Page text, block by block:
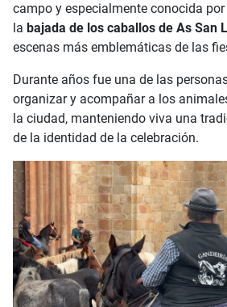
campo y especialmente conocida
la bajada de los caballos de As San
escenas más emblemáticas de las
Durante años fue una de las
organizar y acompañar a los
la ciudad, manteniendo viva una
de la identidad de la celebración.